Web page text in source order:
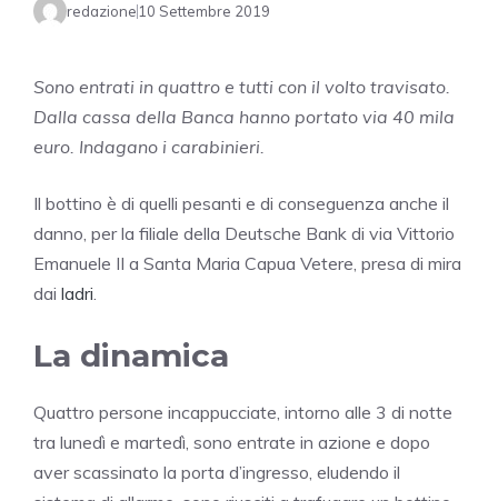
redazione 10 Settembre 2019
Sono entrati in quattro e tutti con il volto travisato.
Dalla cassa della Banca hanno portato via 40 mila
euro. Indagano i carabinieri.
Il bottino è di quelli pesanti e di conseguenza anche il
danno, per la filiale della Deutsche Bank di via Vittorio
Emanuele II a Santa Maria Capua Vetere, presa di mira
dai ladri.
La dinamica
Quattro persone incappucciate, intorno alle 3 di notte
tra lunedì e martedì, sono entrate in azione e dopo
aver scassinato la porta d’ingresso, eludendo il